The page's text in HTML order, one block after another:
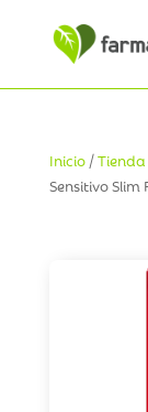
Inicio/Tienda
Sensitivo Slim